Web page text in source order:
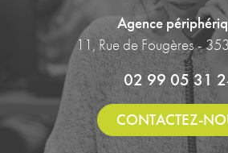
Agence
11, Rue de Fougères -
02 99 05 31
CONTACTEZ-